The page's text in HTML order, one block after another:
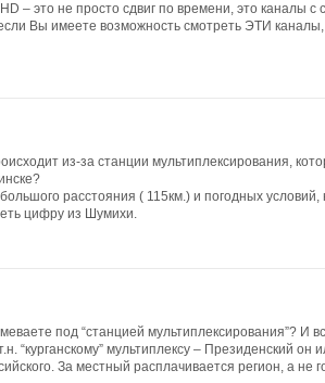
– это не просто сдвиг по времени, это каналы с
Вы имеете возможность смотреть ЭТИ каналы,
из-за станции мультиплексирования,
расстояния ( 115км.) и погодных условий,
цифру из Шумихи.
под “станцией мультиплексирования”? И
“курганскому” мультиплексу – Президенский
За местный расплачивается регион, а не